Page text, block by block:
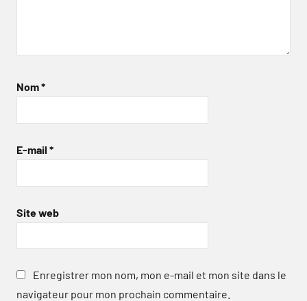
Nom*
E-mail *
Site web
Enregistrer mon nom, mon e-mail et mon site dans le
navigateur pour mon prochain commentaire.